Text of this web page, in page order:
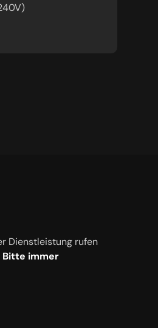
Dienstleistung rufen
Bitte immer